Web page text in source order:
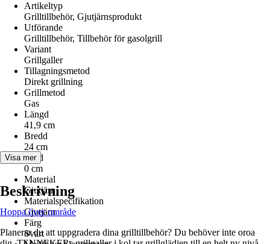
Artikeltyp
Grilltillbehör, Gjutjärnsprodukt
Utförande
Grilltillbehör, Tillbehör för gasolgrill
Variant
Grillgaller
Tillagningsmetod
Direkt grillning
Grillmetod
Gas
Längd
41,9 cm
Bredd
24 cm
Höjd
0 cm
Material
Gjutjärn
Materialspecifikation
Gjutjärn
Färg
Svart
Visa mer
Beskrivning
Hoppa över område
Planerar du att uppgradera dina grilltillbehör? Du behöver inte oroa